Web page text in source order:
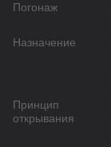
Погонаж
Назначение
Принцип
открывания